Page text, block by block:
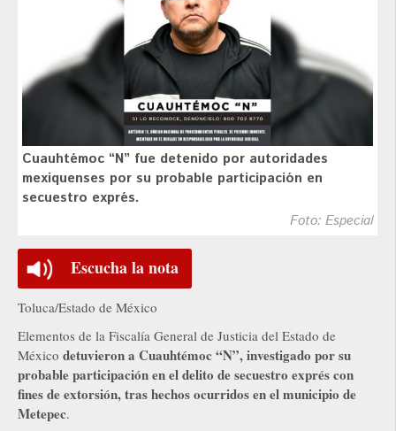
Cuauhtémoc “N” fue detenido por autoridades
mexiquenses por su probable participación en
secuestro exprés.
Foto: Especial
Escucha la nota
Toluca/Estado de México
Elementos de la Fiscalía General de Justicia del Estado de
México detuvieron a Cuauhtémoc “N”, investigado por su
probable participación en el delito de secuestro exprés con
fines de extorsión, tras hechos ocurridos en el municipio de
Metepec.